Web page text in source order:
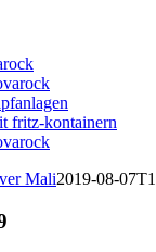
Mali2019-08-